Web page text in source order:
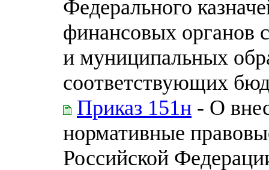
Федерального
финансовых органов
и муниципальных
соответствующих
Приказ 151н - О
нормативные
Российской